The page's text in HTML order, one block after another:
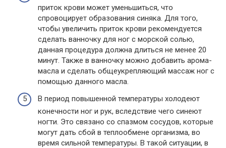
приток крови может уменьшиться, что
спровоцирует образования синяка. Для того,
чтобы увеличить приток крови рекомендуется
сделать ванночку для ног с морской солью,
данная процедура должна длиться не менее 20
минут. Также в ванночку можно добавить арома-
масла и сделать общеукрепляющий массаж ног с
помощью данного масла.
В период повышенной температуры холодеют
конечности ног и рук, вследствие чего синеют
ногти. Это связано со спазмом сосудов, которые
могут дать сбой в теплообмене организма, во
время сильной температуры. В такой ситуации, в